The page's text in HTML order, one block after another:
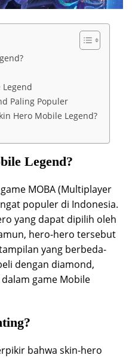
Legend
Paling Populer
Hero Mobile Legend?
Legend?
MOBA (Multiplayer
populer di Indonesia.
yang dapat dipilih oleh
hero-hero tersebut
yang berbeda-
dengan diamond,
game Mobile
bahwa skin-hero